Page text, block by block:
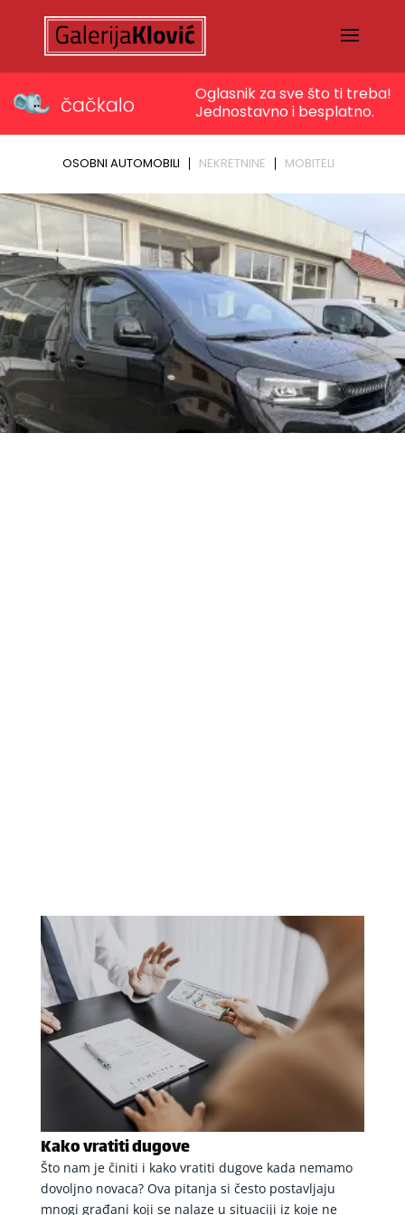
Kako vratiti dugove
Što nam je činiti i kako vratiti dugove kada nemamo
dovoljno novaca? Ova pitanja si često postavljaju
mnogi građani koji se nalaze u situaciji iz koje ne